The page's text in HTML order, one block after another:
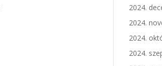
2024.
2024.
2024.
2024.